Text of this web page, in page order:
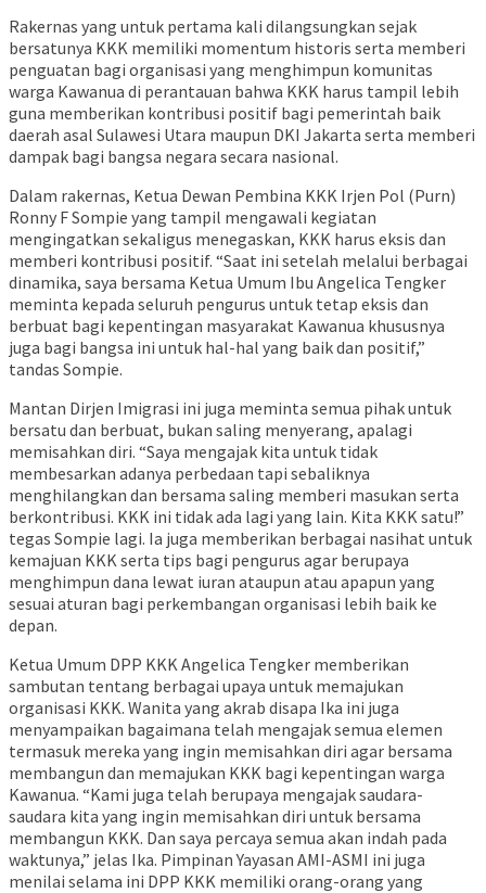
Rakernas yang untuk pertama kali dilangsungkan sejak
bersatunya KKK memiliki momentum historis serta memberi
penguatan bagi organisasi yang menghimpun komunitas
warga Kawanua di perantauan bahwa KKK harus tampil lebih
guna memberikan kontribusi positif bagi pemerintah baik
daerah asal Sulawesi Utara maupun DKI Jakarta serta memberi
dampak bagi bangsa negara secara nasional.
Dalam rakernas, Ketua Dewan Pembina KKK Irjen Pol (Purn)
Ronny F Sompie yang tampil mengawali kegiatan
mengingatkan sekaligus menegaskan, KKK harus eksis dan
memberi kontribusi positif. “Saat ini setelah melalui berbagai
dinamika, saya bersama Ketua Umum Ibu Angelica Tengker
meminta kepada seluruh pengurus untuk tetap eksis dan
berbuat bagi kepentingan masyarakat Kawanua khususnya
juga bagi bangsa ini untuk hal-hal yang baik dan positif,”
tandas Sompie.
Mantan Dirjen Imigrasi ini juga meminta semua pihak untuk
bersatu dan berbuat, bukan saling menyerang, apalagi
memisahkan diri. “Saya mengajak kita untuk tidak
membesarkan adanya perbedaan tapi sebaliknya
menghilangkan dan bersama saling memberi masukan serta
berkontribusi. KKK ini tidak ada lagi yang lain. Kita KKK satu!”
tegas Sompie lagi. Ia juga memberikan berbagai nasihat untuk
kemajuan KKK serta tips bagi pengurus agar berupaya
menghimpun dana lewat iuran ataupun atau apapun yang
sesuai aturan bagi perkembangan organisasi lebih baik ke
depan.
Ketua Umum DPP KKK Angelica Tengker memberikan
sambutan tentang berbagai upaya untuk memajukan
organisasi KKK. Wanita yang akrab disapa Ika ini juga
menyampaikan bagaimana telah mengajak semua elemen
termasuk mereka yang ingin memisahkan diri agar bersama
membangun dan memajukan KKK bagi kepentingan warga
Kawanua. “Kami juga telah berupaya mengajak saudara-
saudara kita yang ingin memisahkan diri untuk bersama
membangun KKK. Dan saya percaya semua akan indah pada
waktunya,” jelas Ika. Pimpinan Yayasan AMI-ASMI ini juga
menilai selama ini DPP KKK memiliki orang-orang yang